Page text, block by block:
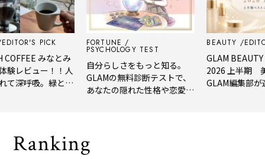
PICK
みなとみ
レビュー！！人
深呼吸。緑と
FORTUNE
PSYCHOLOGY TEST
自分らしさをもっと知る。
GLAMの無料診断テストで、
あなたの隠れた性格や恋愛タ
BEAUTY
GLAM BEAUTY
2026 上半期 美
GLAM編集部が
Ranking